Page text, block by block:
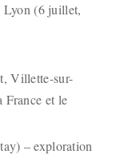
Lyon (6 juillet,
Villette-sur-
France et le
– exploration